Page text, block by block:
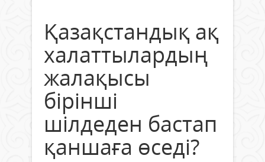
Қазақстандық ақ
халаттылардың
жалақысы
бірінші
шілдеден бастап
қаншаға өседі?